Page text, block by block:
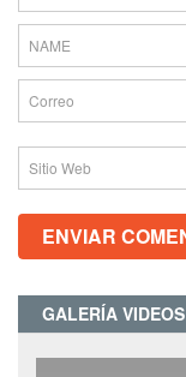
GALERÍA VIDEOS